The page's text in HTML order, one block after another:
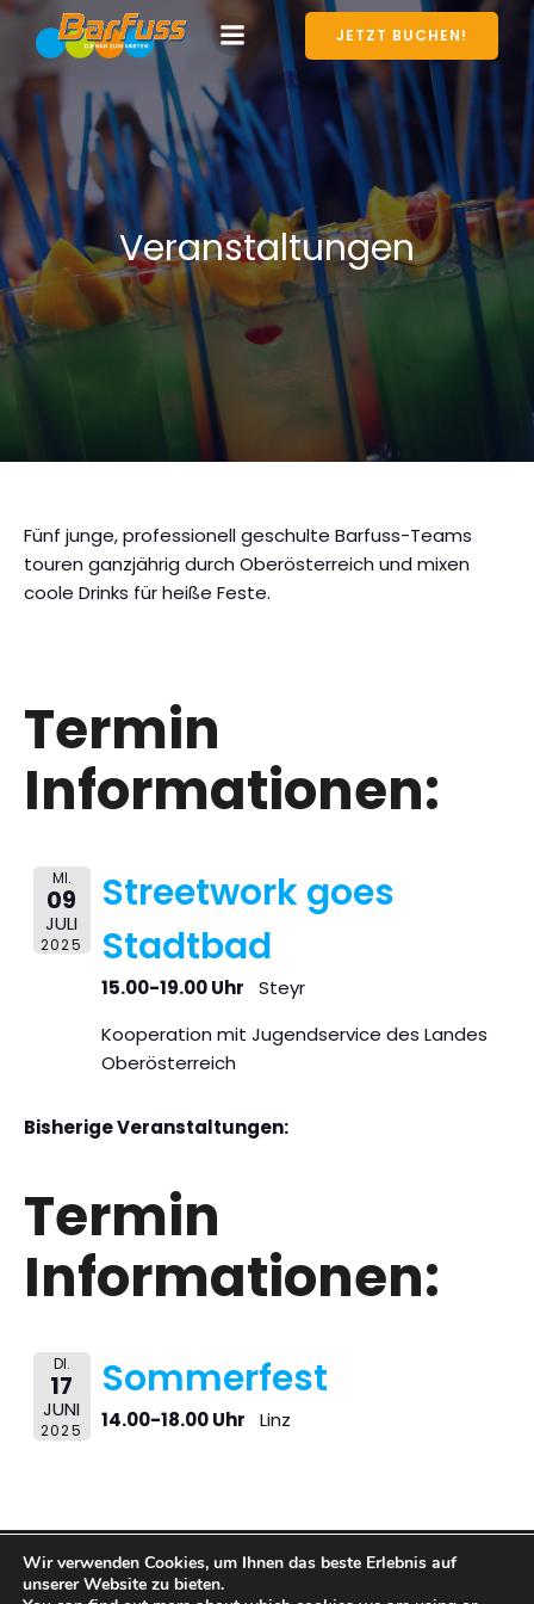
JETZT BUCHEN!
Veranstaltungen
Fünf junge, professionell geschulte Barfuss-Teams
touren ganzjährig durch Oberösterreich und mixen
coole Drinks für heiße Feste.
Termin
Informationen:
MI.
09
JULI
2025
Streetwork goes
Stadtbad
15.00-19.00 Uhr
Steyr
Kooperation mit Jugendservice des Landes
Oberösterreich
Bisherige Veranstaltungen:
Termin
Informationen:
DI.
17
JUNI
2025
Sommerfest
14.00-18.00 Uhr Linz
© 2026 BARFUSS BAR. Created with
using WordPress
andKubio
Wir verwenden Cookies, um Ihnen das beste Erlebnis auf
unserer Website zu bieten.